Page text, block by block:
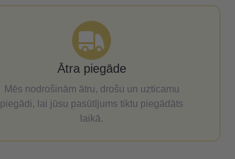
Ātra piegāde
Mēs nodrošinām ātru, drošu un uzticamu
piegādi, lai jūsu pasūtījums tiktu piegādāts
laikā.